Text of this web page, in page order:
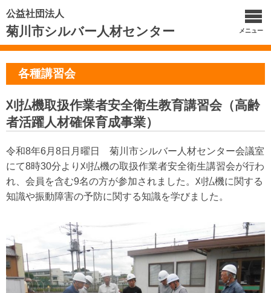
公益社団法人
菊川市シルバー人材センター メニュー
各種講習会
刈払機取扱作業者安全衛生教育講習会（高齢
者活躍人材確保育成事業）
令和8年6月8日月曜日 菊川市シルバー人材センター会議室
にて8時30分より刈払機の取扱作業者安全衛生講習会が行わ
れ、会員を含む9名の方が参加されました。刈払機に関する
知識や振動障害の予防に関する知識を学びました。